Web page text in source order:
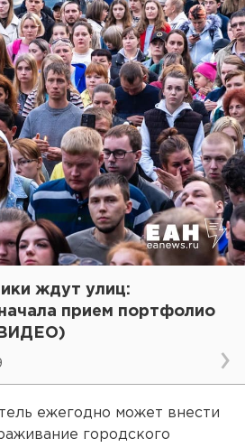
ждут улиц:
прием портфолио
ежегодно может внести
городского